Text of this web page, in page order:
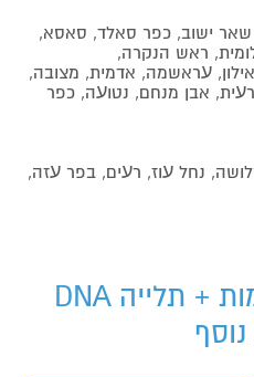
שאר ישוב, כפר סאלד, סאסא,
ראש הנקרה,
אילון, ﬠראשמה, אדמית, מצובה,
אבן מנחם, נטוﬠה, כפר
נחל ﬠוז, רﬠים, בפר ﬠזה,
מתקן משולב 3 קומות + תלייה DNA